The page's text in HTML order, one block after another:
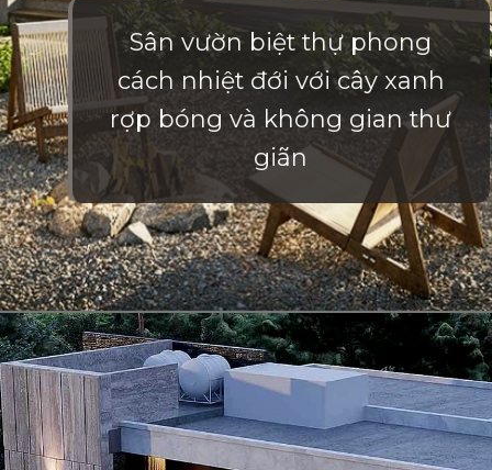
Sân vườn biệt thự phong
cách nhiệt đới với cây xanh
rợp bóng và không gian thư
giãn
Đang mở https://vietnamxua.edu.vn/thiet-ke-san-vuon-nha-biet-thu